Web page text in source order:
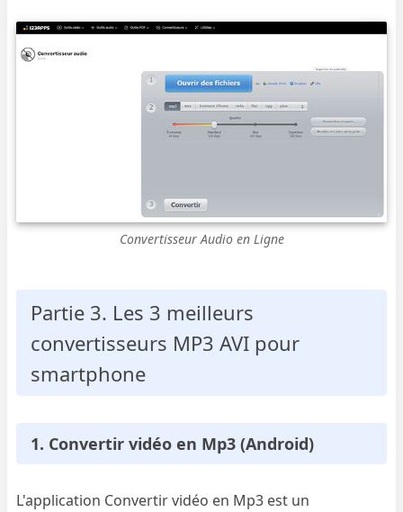
Convertisseur Audio en Ligne
Partie 3. Les 3 meilleurs
convertisseurs MP3 AVI pour
smartphone
1. Convertir vidéo en Mp3 (Android)
L'application Convertir vidéo en Mp3 est un